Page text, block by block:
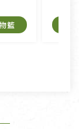
本身有瑕疵
用準
籃